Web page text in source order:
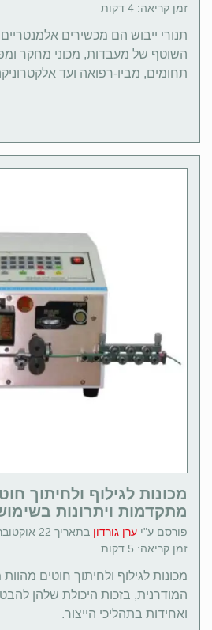
זמן קריאה: 4 דקות
תנורי ייבוש הם מכשירים
השוטף של מעבדות, מכוני מחקר
תחומים, מביו-רפואה ועד
מכונות לגילוף ולחיתוך
מתקדמות ויתרונות
פורסם ע"י ערן גורדון
זמן קריאה: 5 דקות
מכונות לגילוף ולחיתוך חוטים
המודרנית, בזכות היכולת שלהן
ואחידות בתהליכי הייצור.